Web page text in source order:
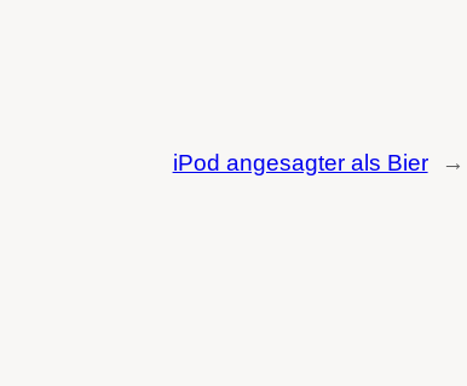
iPod angesagter als Bier →